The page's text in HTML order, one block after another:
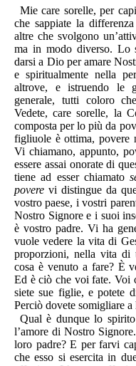
Mie care sorelle, per
che sappiate la
altre che svolgono
ma in modo diverso. Lo
darsi a Dio per amare
e spiritualmente nella
altrove, e istruendo le
generale, tutti coloro
Vedete, care sorelle, la
composta per lo più da
figliuole è ottima, povere
Vi chiamano, appunto,
essere assai onorate di
tiene ad esser chiamato
povere vi distingue da
vostro paese, i vostri
Nostro Signore e i suoi
è vostro padre. Vi ha
vuole vedere la vita di
proporzioni, nella vita di
cosa è venuto a fare? È
Ed è ciò che voi fate. Voi
siete sue figlie, e potete
Perciò dovete somigliare a
Qual è dunque lo
l’amore di Nostro
loro padre? E per farvi
che esso si esercita in